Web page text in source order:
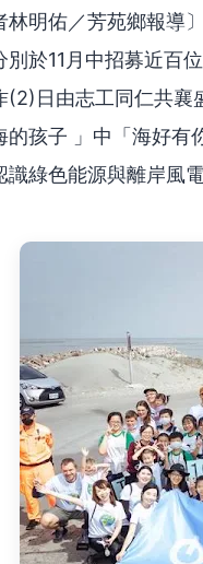
林明佑／芳苑鄉報導
別於11月中招募近百
(2)日由志工同仁共襄
的孩子 」中「海好有
識綠色能源與離岸風